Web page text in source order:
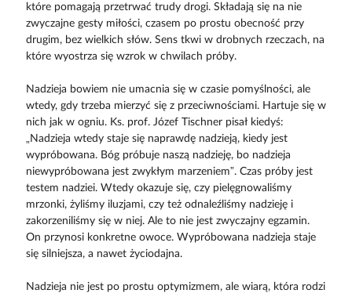
które pomagają przetrwać trudy drogi. Składają się na nie
zwyczajne gesty miłości, czasem po prostu obecność przy
drugim, bez wielkich słów. Sens tkwi w drobnych rzeczach, na
które wyostrza się wzrok w chwilach próby.
Nadzieja bowiem nie umacnia się w czasie pomyślności, ale
wtedy, gdy trzeba mierzyć się z przeciwnościami. Hartuje się w
nich jak w ogniu. Ks. prof. Józef Tischner pisał kiedyś:
„Nadzieja wtedy staje się naprawdę nadzieją, kiedy jest
wypróbowana. Bóg próbuje naszą nadzieję, bo nadzieja
niewypróbowana jest zwykłym marzeniem”. Czas próby jest
testem nadziei. Wtedy okazuje się, czy pielęgnowaliśmy
mrzonki, żyliśmy iluzjami, czy też odnaleźliśmy nadzieję i
zakorzeniliśmy się w niej. Ale to nie jest zwyczajny egzamin.
On przynosi konkretne owoce. Wypróbowana nadzieja staje
się silniejsza, a nawet życiodajna.
Nadzieja nie jest po prostu optymizmem, ale wiarą, która rodzi